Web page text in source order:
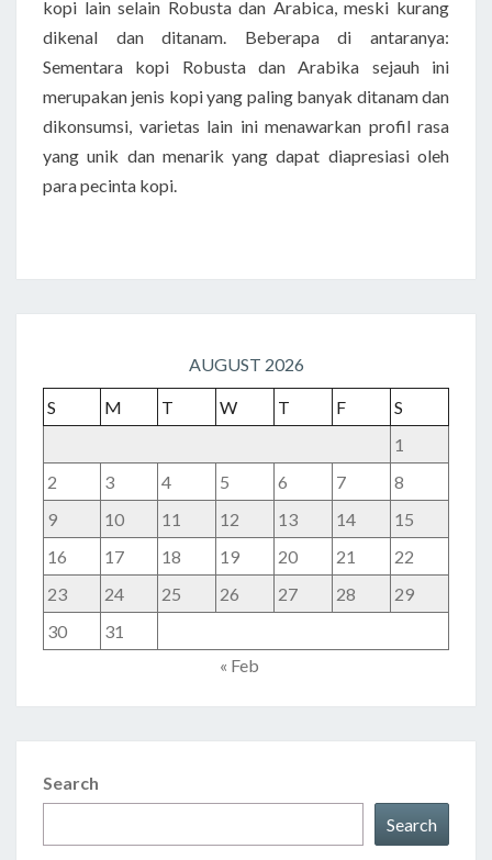
kopi lain selain Robusta dan Arabica, meski kurang
dikenal dan ditanam. Beberapa di antaranya:
Sementara kopi Robusta dan Arabika sejauh ini
merupakan jenis kopi yang paling banyak ditanam dan
dikonsumsi, varietas lain ini menawarkan profil rasa
yang unik dan menarik yang dapat diapresiasi oleh
para pecinta kopi.
AUGUST 2026
S M T W T F
S
1
2
3 4 5 6 7
8
9
10 11 12 13 14
15
16
17 18 19 20 21
22
23
24 25 26 27 28
29
30
31
« Feb
Search
Search